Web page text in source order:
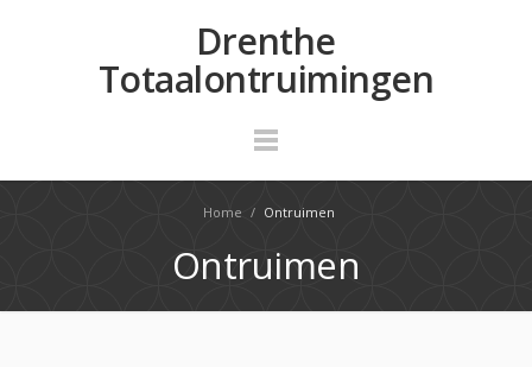
Drenthe
Totaalontruimingen
Home / Ontruimen
Ontruimen